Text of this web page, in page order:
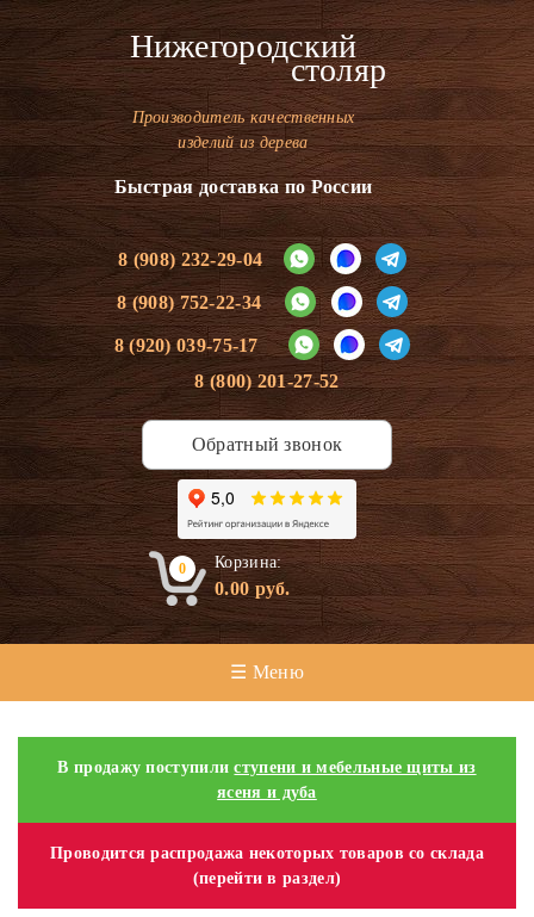
Нижегородский
столяр
Производитель качественных
изделий из дерева
Быстрая доставка по России
8 (908) 232-29-04
8 (908) 752-22-34
8 (920) 039-75-17
8 (800) 201-27-52
Обратный звонок
0 Корзина:
0.00руб.
☰ Меню
В продажу поступилиступени и мебельные щиты из
ясеня и дуба
Проводится распродажа некоторых товаров со склада
(перейти в раздел)